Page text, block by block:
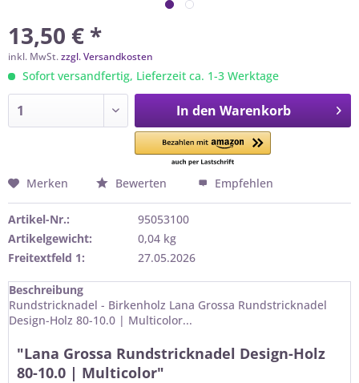
13,50 € *
inkl. MwSt.zzgl. Versandkosten
Sofort versandfertig, Lieferzeit ca. 1-3 Werktage
In den Warenkorb
Merken Bewerten Empfehlen
Artikel-Nr.:
95053100
Artikelgewicht:
0,04 kg
Freitextfeld 1:
27.05.2026
Beschreibung
Rundstricknadel - Birkenholz Lana Grossa Rundstricknadel
Design-Holz 80-10.0 | Multicolor...
"Lana Grossa Rundstricknadel Design-Holz
80-10.0 | Multicolor"